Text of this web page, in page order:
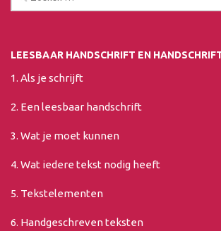
naar:
LEESBAAR HANDSCHRIFT EN
1. Als je schrijft
2. Een leesbaar handschrift
3. Wat je moet kunnen
4. Wat iedere tekst nodig heeft
5. Tekstelementen
6. Handgeschreven teksten